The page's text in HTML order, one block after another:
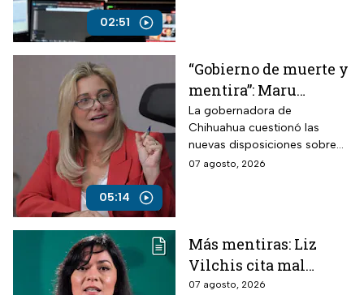
02:51
05:14
“Gobierno de muerte y
mentira”: Maru
Campos arremete
contra Morena por
polémicos
lineamientos de
La gobernadora de
Chihuahua cuestionó las
nuevas disposiciones sobre
medios y lanzó fuertes
07 agosto, 2026
Más mentiras: Liz
Vilchis cita mal
estudio de Reuters
07 agosto, 2026